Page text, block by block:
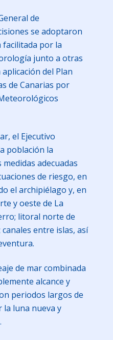
de
se adoptaron
facilitada por la
junto a otras
del Plan
de Canarias por
el Ejecutivo
población la
adecuadas
de riesgo, en
el archipiélago y, en
y oeste de La
litoral norte de
entre islas, así
de mar combinada
alcance y
periodos largos de
la luna nueva y